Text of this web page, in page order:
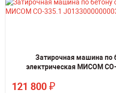
Затирочная машина по
электрическая МИСОМ
121 800 ₽